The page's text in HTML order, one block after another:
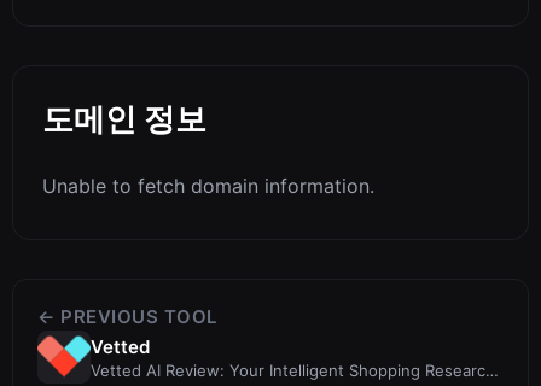
도메인 정보
Unable to fetch domain information.
← PREVIOUS TOOL
Vetted
Vetted AI Review: Your Intelligent Shopping Research